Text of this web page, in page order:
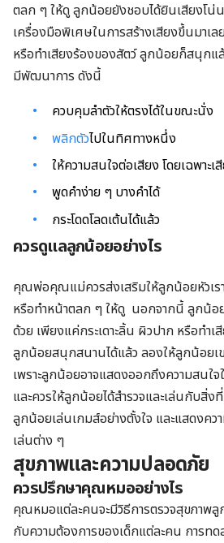
ตลก ๆ ให้ดู ลูกน้อยยังชอบได้ยินเสียงโน่
เครื่องมือพิเศษในการสร้างเสียงขึ้นมาเล
หรือทำเสียงร้องของสัตว์ ลูกน้อยก็สนุก
มีพัฒนาการ ดังนี้
ควบคุมลำตัวให้ตรงได้ในขณะนั่ง
พลิกตัวไปในทิศทางหนึ่ง
ให้ความสนใจต่อเสียง โดยเฉพา
พูดคำง่าย ๆ บางคำได้
กระโดดโลดเต้นได้แล้ว
ควรดูแลลูกน้อยอย่างไร
คุณพ่อคุณแม่ควรส่งเสริมให้ลูกน้อยหัวเรา
หรือทำหน้าตลก ๆ ให้ดู นอกจากนี้ ลูกน้
ด้วย เพียงแค่กระเดาะลิ้น ผิวปาก หรือทำ
ลูกน้อยสนุกสนานได้แล้ว ลองให้ลูกน้อยเ
เพราะลูกน้อยอาจแสดงออกถึงความสน
และควรให้ลูกน้อยได้สำรวจและเล่นกับสิ่ง
ลูกน้อยเล่นเกมส์อย่างตั้งใจ และแสดงค
เล่นต่าง ๆ
สุขภาพและความปลอดภัย
ควรปรึกษาคุณหมออย่างไร
คุณหมอแต่ละคนจะมีวิธีการตรวจสุขภาพ
กับความต้องการของเด็กแต่ละคน การท